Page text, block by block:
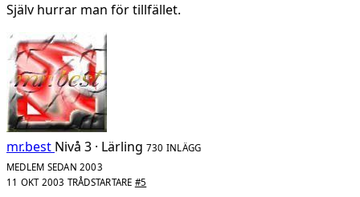
Själv hurrar man för tillfället.
mr.best Nivå 3 · Lärling 730 INLÄGG
MEDLEM SEDAN 2003
11 OKT 2003 TRÅDSTARTARE #5